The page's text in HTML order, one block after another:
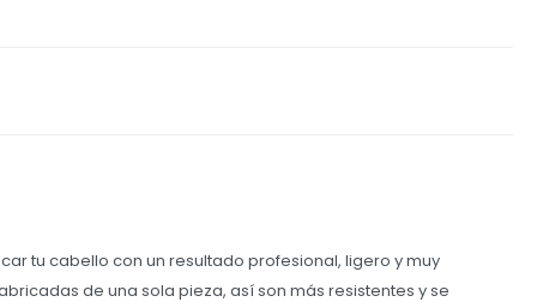
tu cabello con un resultado profesional, ligero y muy
de una sola pieza, así son más resistentes y se